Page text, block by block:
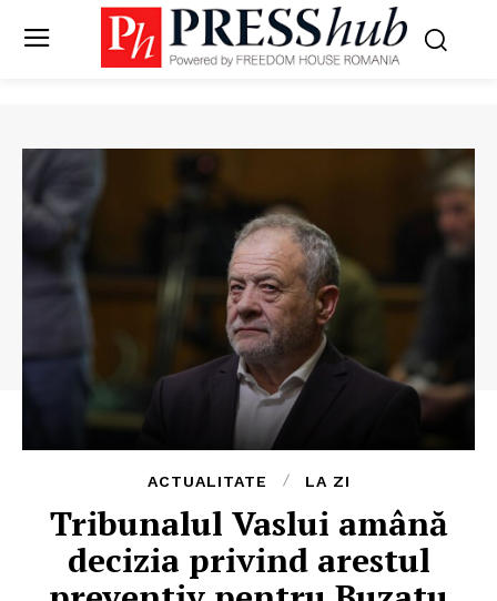
ACTUALITATE LA ZI
Tribunalul Vaslui amână
decizia privind arestul